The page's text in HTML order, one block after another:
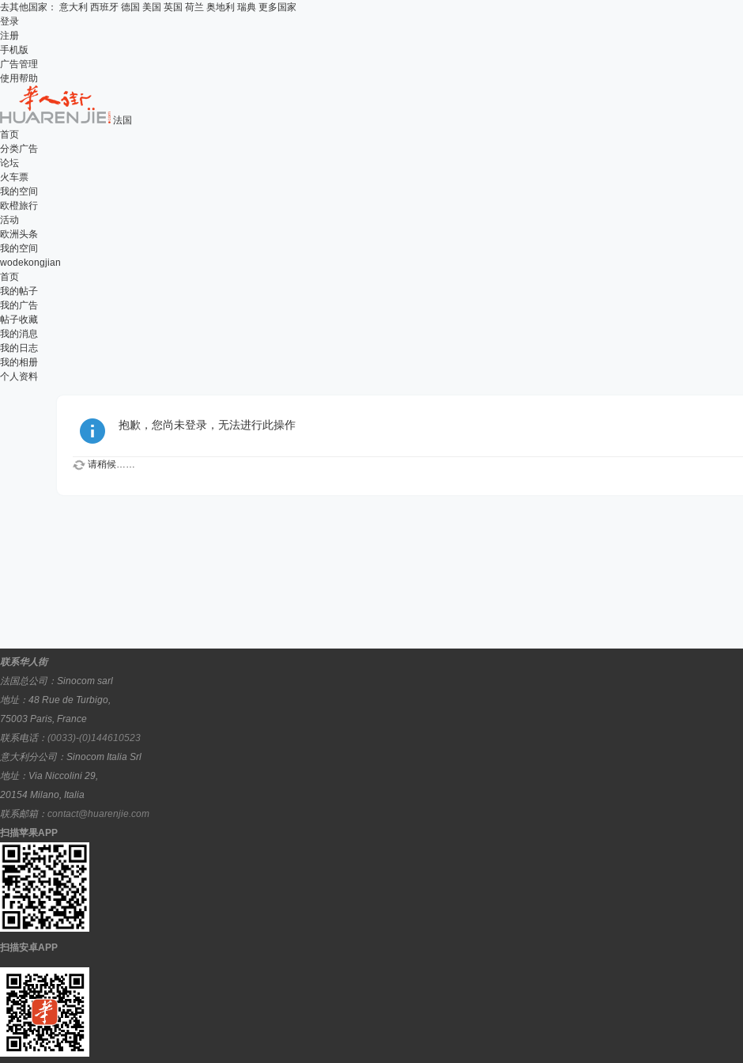
去其他国家： 意大利 西班牙 德国 美国 英国 荷兰 奥地利 瑞典 更多国家
登录
注册
手机版
广告管理
使用帮助
法国
首页
分类广告
论坛
火车票
我的空间
欧橙旅行
活动
欧洲头条
我的空间
wodekongjian
首页
我的帖子
我的广告
帖子收藏
我的消息
我的日志
我的相册
个人资料
抱歉，您尚未登录，无法进行此操作
请稍候……
联系华人街
法国总公司： Sinocom sarl
地址： 48 Rue de Turbigo,
75003 Paris, France
联系电话： (0033)-(0)144610523
意大利分公司： Sinocom Italia Srl
地址： Via Niccolini 29,
20154 Milano, Italia
联系邮箱： contact@huarenjie.com
扫描苹果APP
扫描安卓APP